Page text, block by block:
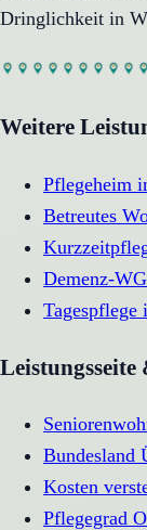
Dringlichkeit in
Weitere
Pflegeheim
Betreutes
Demenz-WG
Tagespflege
Bundesland
Kosten
Pflegegrad